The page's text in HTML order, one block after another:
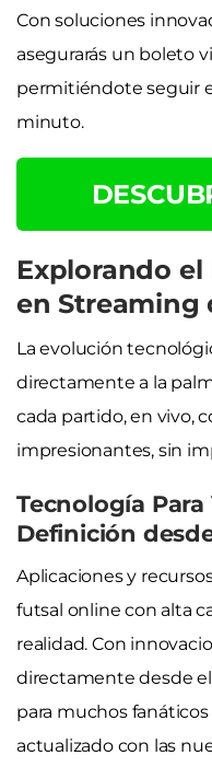
Con soluciones
asegurarás un boleto
permitiéndote seguir
minuto.
Explorando
en Streaming
La evolución
directamente a la
cada partido, en vivo,
impresionantes, sin
Tecnología
Definición
Aplicaciones y
futsal online con alta
realidad. Con
directamente desde
para muchos
actualizado con las